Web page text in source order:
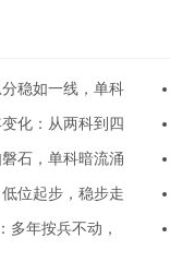
稳如一线，单科
化：从两科到四
石，单科暗流涌
位起步，稳步走
多年按兵不动，